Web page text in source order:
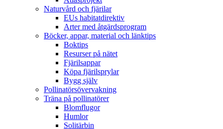
Naturvård och fjärilar
EUs habitatdirektiv
Arter med åtgärdsprogram
Böcker, appar, material och länktips
Boktips
Resurser på nätet
Fjärilsappar
Köpa fjärilsprylar
Bygg själv
Pollinatörsövervakning
Träna på pollinatörer
Blomflugor
Humlor
Solitärbin